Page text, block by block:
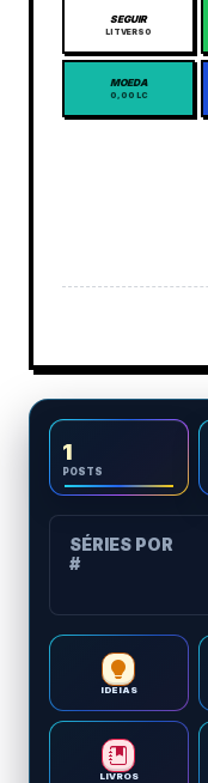
SEGUIR
LITVERSO
MOEDA
0,00 LC
1
POSTS
SÉRIES POR
#
IDEIAS
LIVROS